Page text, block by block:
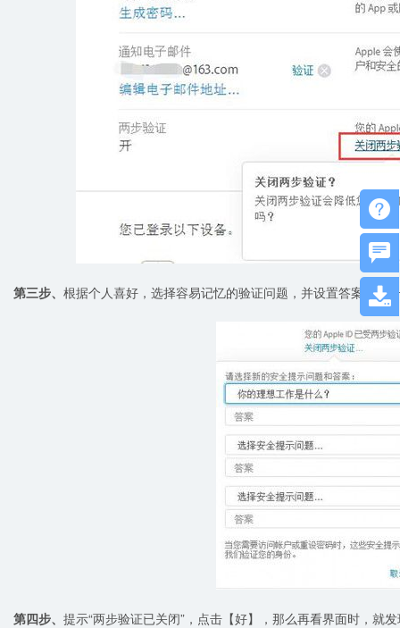
第三步、 根据个人喜好，选择容易记忆的验证问题，并设置答案，点
第四步、 提示“两步验证已关闭”，点击【好】，那么再看界面时，就


